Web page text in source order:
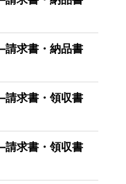
求書・納品書
求書・領収書
求書・領収書